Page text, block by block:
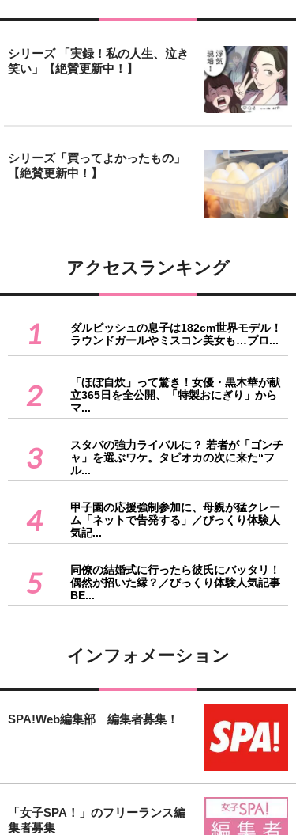
シリーズ 「実録！私の人生、泣き
笑い」【絶賛更新中！】
シリーズ「買ってよかったもの」
【絶賛更新中！】
アクセスランキング
1
ダルビッシュの息子は182cm世界モデル！
ラウンドガールやミスコン美女も…プロ...
2
「ほぼ自炊」って驚き！女優・黒木華が献
立365日を全公開、「特製おにぎり」から
マ...
3
スタバの強力ライバルに？ 若者が「ゴンチ
ャ」を選ぶワケ。タピオカの次に来た“フ
ル...
4
甲子園の応援強制参加に、母親が猛クレー
ム「ネットで告発する」／びっくり体験人
気記...
5
同僚の結婚式に行ったら彼氏にバッタリ！
偶然が招いた縁？／びっくり体験人気記事
BE...
インフォメーション
SPA!Web編集部 編集者募集！
「女子SPA！」のフリーランス編
集者募集